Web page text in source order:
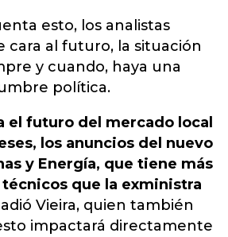
esto, los analistas
cara al futuro, la situación
y cuando, haya una
política.
el futuro del mercado local
los anuncios del nuevo
y Energía, que tiene más
que la exministra
Vieira, quien también
impactará directamente